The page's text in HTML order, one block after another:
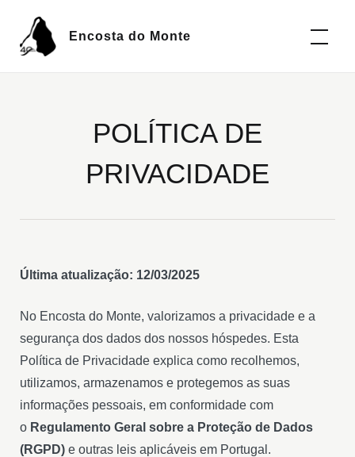
Encosta do Monte
POLÍTICA DE
PRIVACIDADE
Última atualização: 12/03/2025
No Encosta do Monte, valorizamos a privacidade e a
segurança dos dados dos nossos hóspedes. Esta
Política de Privacidade explica como recolhemos,
utilizamos, armazenamos e protegemos as suas
informações pessoais, em conformidade com
o Regulamento Geral sobre a Proteção de Dados
(RGPD) e outras leis aplicáveis em Portugal.